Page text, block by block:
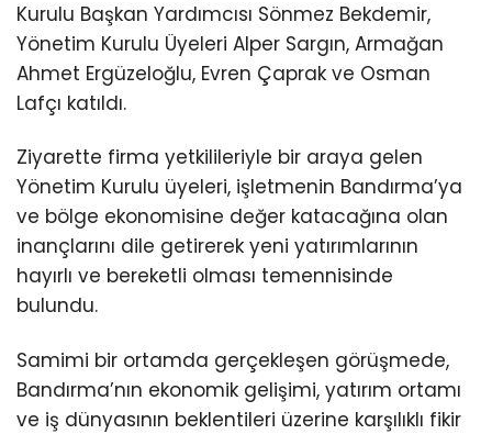
Kurulu Başkan Yardımcısı Sönmez Bekdemir,
Yönetim Kurulu Üyeleri Alper Sargın, Armağan
Ahmet Ergüzeloğlu, Evren Çaprak ve Osman
Lafçı katıldı.
Ziyarette firma yetkilileriyle bir araya gelen
Yönetim Kurulu üyeleri, işletmenin Bandırma’ya
ve bölge ekonomisine değer katacağına olan
inançlarını dile getirerek yeni yatırımlarının
hayırlı ve bereketli olması temennisinde
bulundu.
Samimi bir ortamda gerçekleşen görüşmede,
Bandırma’nın ekonomik gelişimi, yatırım ortamı
ve iş dünyasının beklentileri üzerine karşılıklı fikir